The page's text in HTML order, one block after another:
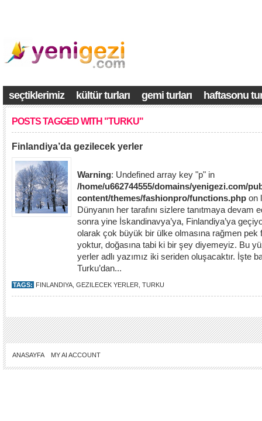
seçtiklerimiz kültür turları gemi turları haftasonu
POSTS TAGGED WITH "TURKU"
Finlandiya’da gezilecek yerler
Warning: Undefined array key "p" in
/home/u662744555/domains/yenigezi.com/
content/themes/fashionpro/functions.php on
Dünyanın her tarafını sizlere tanıtmaya devam
sonra yine İskandinavya’ya, Finlandiya’ya
olarak çok büyük bir ülke olmasına rağmen pek
yoktur, doğasına tabi ki bir şey diyemeyiz. Bu
yerler adlı yazımız iki seriden oluşacaktır. İşte
Turku’dan...
TAGS: FINLANDIYA GEZILECEK YERLER TURKU
ANASAYFA MY AI ACCOUNT